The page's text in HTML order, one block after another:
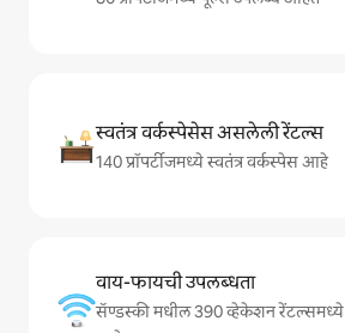
स्वतंत्र वर्कस्पेसेस असलेली रेंटल्स
140 प्रॉपर्टीजमध्ये स्वतंत्र वर्कस्पेस आहे
वाय-फायची उपलब्धता
सॅण्डस्की मधील 390 व्हेकेशन